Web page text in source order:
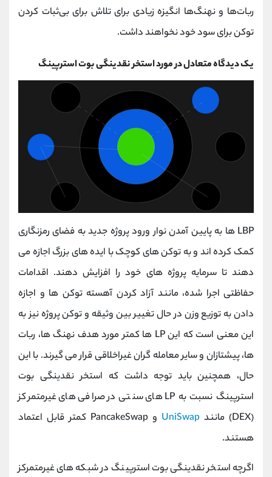
ربات‌ها و نهنگ‌ها انگیزه زیادی برای تلاش برای بی‌ثبات کردن
توکن برای سود خود نخواهند داشت.
یک دیدگاه متعادل در مورد استخر نقدینگی بوت استرپینگ
LBP ها به پایین آمدن نوار ورود پروژه جدید به فضای رمزنگاری
کمک کرده اند و به توکن های کوچک با ایده های بزرگ اجازه می
دهند تا سرمایه پروژه های خود را افزایش دهند. اقدامات
حفاظتی اجرا شده، مانند آزاد کردن آهسته توکن ها و اجازه
دادن به توزیع وزن در حال تغییر بین وثیقه و توکن پروژه نیز به
این معنی است که این LP ها کمتر مورد هدف نهنگ ها، ربات
ها، پیشتازان و سایر معامله گران غیراخلاقی قرار می گیرند. با این
حال، همچنین باید توجه داشت که استخر نقدینگی بوت
استرپینگ نسبت به LP های سنتی در صرافی های غیرمتمرکز
(DEX) مانند
UniSwap
و PancakeSwap کمتر قابل اعتماد
هستند.
اگرچه استخر نقدینگی بوت استرپینگ در شبکه های غیرمتمرکز